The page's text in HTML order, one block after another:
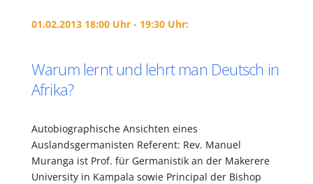
01.02.2013 18:00 Uhr - 19:30 Uhr:
Warum lernt und lehrt man Deutsch in
Afrika?
Autobiographische Ansichten eines
Auslandsgermanisten Referent: Rev. Manuel
Muranga ist Prof. für Germanistik an der Makerere
University in Kampala sowie Principal der Bishop